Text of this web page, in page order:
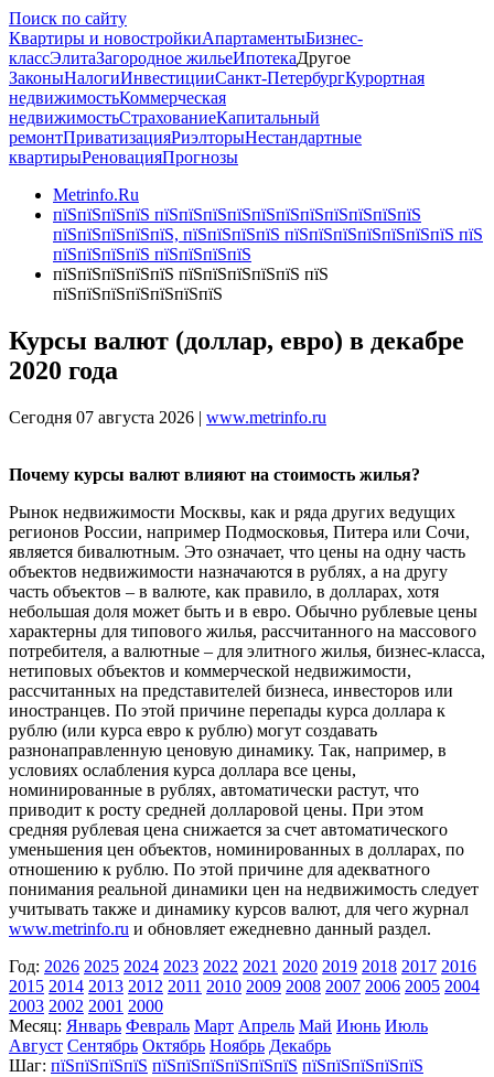
Поиск по сайту
Квартиры и новостройкиАпартаментыБизнес-
классЭлитаЗагородное жильеИпотекаДругое
ЗаконыНалогиИнвестицииСанкт-ПетербургКурортная
недвижимостьКоммерческая
недвижимостьСтрахованиеКапитальный
ремонтПриватизацияРиэлторыНестандартные
квартирыРеновацияПрогнозы
Metrinfo.Ru
пїЅпїЅпїЅпїЅ пїЅпїЅпїЅпїЅпїЅпїЅпїЅпїЅпїЅпїЅпїЅ
пїЅпїЅпїЅпїЅпїЅ, пїЅпїЅпїЅпїЅ пїЅпїЅпїЅпїЅпїЅпїЅпїЅ пїЅ
пїЅпїЅпїЅпїЅ пїЅпїЅпїЅпїЅ
пїЅпїЅпїЅпїЅпїЅ пїЅпїЅпїЅпїЅпїЅ пїЅ
пїЅпїЅпїЅпїЅпїЅпїЅпїЅ
Курсы валют (доллар, евро) в декабре
2020 года
Сегодня 07 августа 2026 | www.metrinfo.ru
Почему курсы валют влияют на стоимость жилья?
Рынок недвижимости Москвы, как и ряда других ведущих
регионов России, например Подмосковья, Питера или Сочи,
является бивалютным. Это означает, что цены на одну часть
объектов недвижимости назначаются в рублях, а на другу
часть объектов – в валюте, как правило, в долларах, хотя
небольшая доля может быть и в евро. Обычно рублевые цены
характерны для типового жилья, рассчитанного на массового
потребителя, а валютные – для элитного жилья, бизнес-класса,
нетиповых объектов и коммерческой недвижимости,
рассчитанных на представителей бизнеса, инвесторов или
иностранцев. По этой причине перепады курса доллара к
рублю (или курса евро к рублю) могут создавать
разнонаправленную ценовую динамику. Так, например, в
условиях ослабления курса доллара все цены,
номинированные в рублях, автоматически растут, что
приводит к росту средней долларовой цены. При этом
средняя рублевая цена снижается за счет автоматического
уменьшения цен объектов, номинированных в долларах, по
отношению к рублю. По этой причине для адекватного
понимания реальной динамики цен на недвижимость следует
учитывать также и динамику курсов валют, для чего журнал
www.metrinfo.ru и обновляет ежедневно данный раздел.
Год: 2026 2025 2024 2023 2022 2021 2020 2019 2018 2017 2016
2015 2014 2013 2012 2011 2010 2009 2008 2007 2006 2005 2004
2003 2002 2001 2000
Месяц: Январь Февраль Март Апрель Май Июнь Июль
Август Сентябрь Октябрь Ноябрь Декабрь
Шаг: пїЅпїЅпїЅпїЅ пїЅпїЅпїЅпїЅпїЅпїЅ пїЅпїЅпїЅпїЅпїЅ